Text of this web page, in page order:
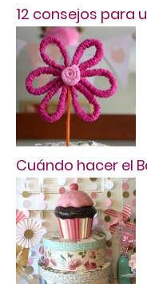
12 consejos para
Cuándo hacer el